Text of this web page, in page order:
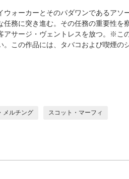
ォーカーとそのパダワンであるアソ
務に突き進む。その任務の重要性を
アサージ・ヴェントレスを放つ。※こ
この作品には、タバコおよび喫煙の
メルチング スコット・マーフィ